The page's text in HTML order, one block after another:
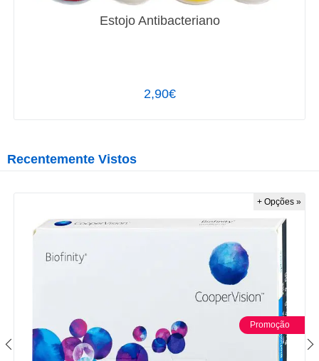
Estojo Antibacteriano
2,90€
Recentemente Vistos
Promoção
+ Opções »